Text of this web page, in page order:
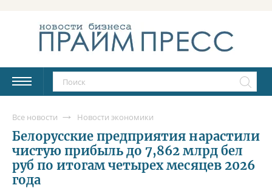
Все новости Новости экономики
Белорусские предприятия нарастили
чистую прибыль до 7,862 млрд бел
руб по итогам четырех месяцев 2026
года